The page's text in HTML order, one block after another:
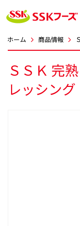
ホーム 商品情報
ＳＳＫ 完
レッシング